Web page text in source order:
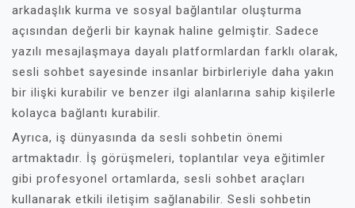
arkadaşlık kurma ve sosyal bağlantılar oluşturma
açısından değerli bir kaynak haline gelmiştir. Sadece
yazılı mesajlaşmaya dayalı platformlardan farklı olarak,
sesli sohbet sayesinde insanlar birbirleriyle daha yakın
bir ilişki kurabilir ve benzer ilgi alanlarına sahip kişilerle
kolayca bağlantı kurabilir.
Ayrıca, iş dünyasında da sesli sohbetin önemi
artmaktadır. İş görüşmeleri, toplantılar veya eğitimler
gibi profesyonel ortamlarda, sesli sohbet araçları
kullanarak etkili iletişim sağlanabilir. Sesli sohbetin